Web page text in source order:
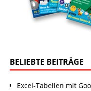
BELIEBTE BEITRÄGE
Excel-Tabellen mit